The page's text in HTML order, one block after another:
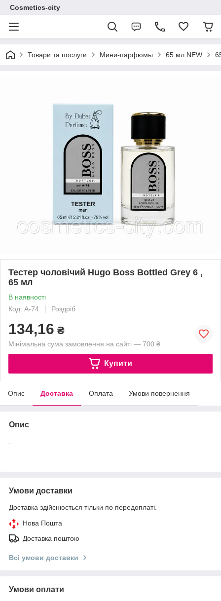
Cosmetics-city
Товари та послуги Мини-парфюмы 65 мл NEW
Тестер чоловічий Hugo Boss Bottled Grey 6 ,
65 мл
В наявності
Код: A-74
Роздріб
134,16 ₴
Мінімальна сума замовлення на сайті — 700 ₴
Купити
Опис Доставка Оплата Умови повернення
Опис
Умови доставки
Доставка здійснюється тільки по передоплаті.
Нова Пошта
Доставка поштою
Всі умови доставки
Умови оплати